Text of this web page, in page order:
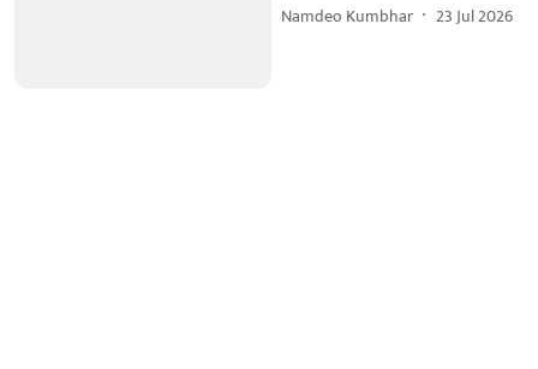
Namdeo Kumbhar 23 Jul 2026